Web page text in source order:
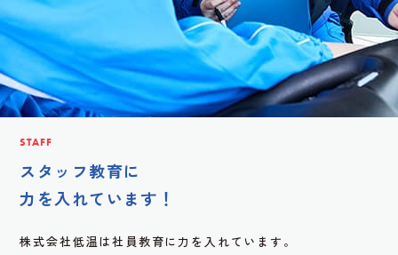
STAFF
スタッフ教育に
力を入れています！
株式会社低温は社員教育に力を入れています。